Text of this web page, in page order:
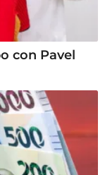
con Pavel